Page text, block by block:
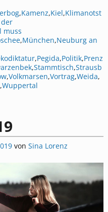
,Kamenz,Kiel,Klimanotst
muss
,München,Neuburg an
,Pegida,Politik,Prenz
,Stammtisch,Strausb
,Volkmarsen,Vortrag,Weida,
,Wuppertal
von Sina Lorenz